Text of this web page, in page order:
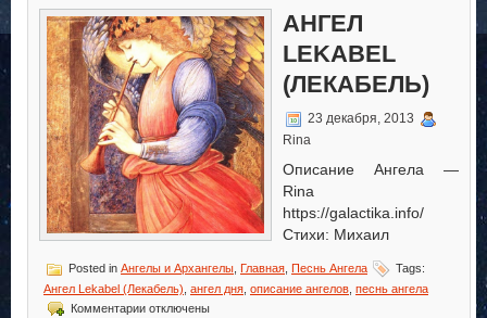
Velaquiel
(Велакиэль)
АНГЕЛ
LEKABEL
(ЛЕКАБЕЛЬ)
23 декабря, 2013
Rina
Описание Ангела —
Rina
https://galactika.info/
Стихи: Михаил
Posted in Ангелы и Архангелы Главная Песнь Ангела
Tags:
Ангел Lekabel (Лекабель) ангел дня описание ангелов песнь ангела
Комментариикотключены